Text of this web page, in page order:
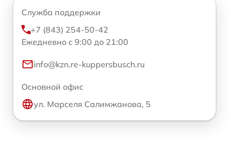
Служба поддержки
+7 (843) 254-50-42
Ежедневно с 9:00 до 21:00
info@kzn.re-kuppersbusch.ru
Основной офис
ул. Марселя Салимжанова, 5